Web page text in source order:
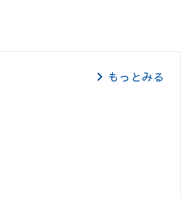
もっとみる